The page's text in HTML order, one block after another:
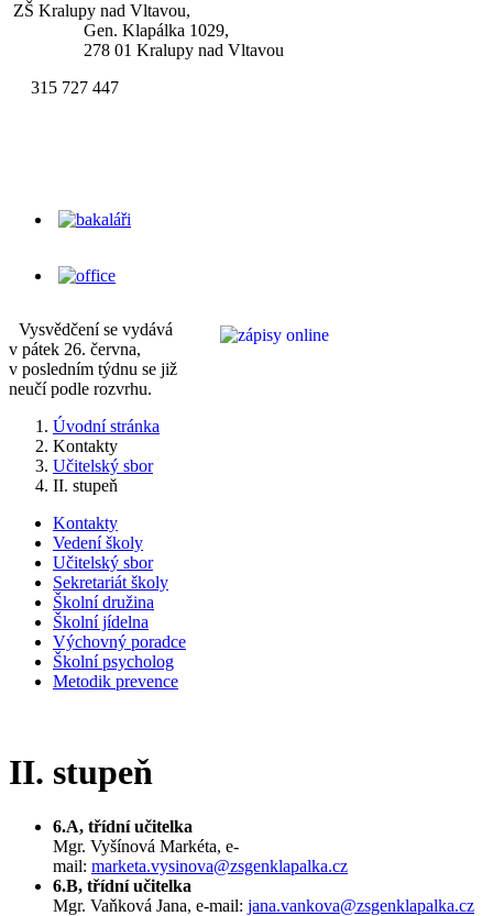
ZŠ Kralupy nad Vltavou,
Gen. Klapálka 1029,
278 01 Kralupy nad Vltavou
315 727 447
Vysvědčení se vydává
v pátek 26. června,
v posledním týdnu se již
neučí podle rozvrhu.
Úvodní stránka
Kontakty
Učitelský sbor
II. stupeň
Kontakty
Vedení školy
Učitelský sbor
Sekretariát školy
Školní družina
Školní jídelna
Výchovný poradce
Školní psycholog
Metodik prevence
II. stupeň
6.A, třídní učitelka
Mgr. Vyšínová Markéta, e-
mail: marketa.vysinova@zsgenklapalka.cz
6.B, třídní učitelka
Mgr. Vaňková Jana, e-mail: jana.vankova@zsgenklapalka.cz